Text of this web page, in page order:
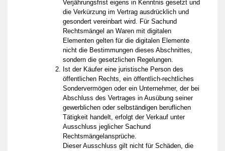
Verjährungsfrist eigens in Kenntnis gesetzt und
die Verkürzung im Vertrag ausdrücklich und
gesondert vereinbart wird. Für Sachund
Rechtsmängel an Waren mit digitalen
Elementen gelten für die digitalen Elemente
nicht die Bestimmungen dieses Abschnittes,
sondern die gesetzlichen Regelungen.
Ist der Käufer eine juristische Person des
öffentlichen Rechts, ein öffentlich-rechtliches
Sondervermögen oder ein Unternehmer, der bei
Abschluss des Vertrages in Ausübung seiner
gewerblichen oder selbständigen beruflichen
Tätigkeit handelt, erfolgt der Verkauf unter
Ausschluss jeglicher Sachund
Rechtsmängelansprüche.
Dieser Ausschluss gilt nicht für Schäden, die